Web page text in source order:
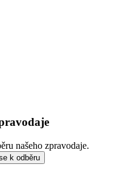
našeho zpravodaje.
k odběru